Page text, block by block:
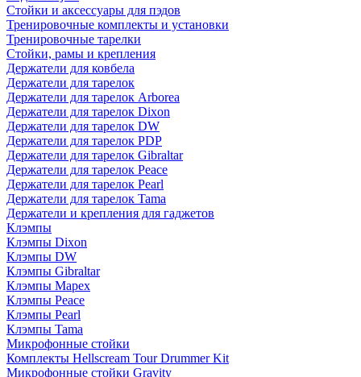
Стойки и аксессуары для пэдов
Тренировочные комплекты и установки
Тренировочные тарелки
Стойки, рамы и крепления
Держатели для ковбела
Держатели для тарелок
Держатели для тарелок Arborea
Держатели для тарелок Dixon
Держатели для тарелок DW
Держатели для тарелок PDP
Держатели для тарелок Gibraltar
Держатели для тарелок Peace
Держатели для тарелок Pearl
Держатели для тарелок Tama
Держатели и крепления для гаджетов
Клэмпы
Клэмпы Dixon
Клэмпы DW
Клэмпы Gibraltar
Клэмпы Mapex
Клэмпы Peace
Клэмпы Pearl
Клэмпы Tama
Микрофонные стойки
Комплекты Hellscream Tour Drummer Kit
Микрофонные стойки Gravity